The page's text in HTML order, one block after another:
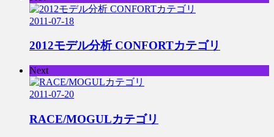
2011-07-18
2012モデル分析 CONFORTカテゴリ
Next
2011-07-20
RACE/MOGULカテゴリ